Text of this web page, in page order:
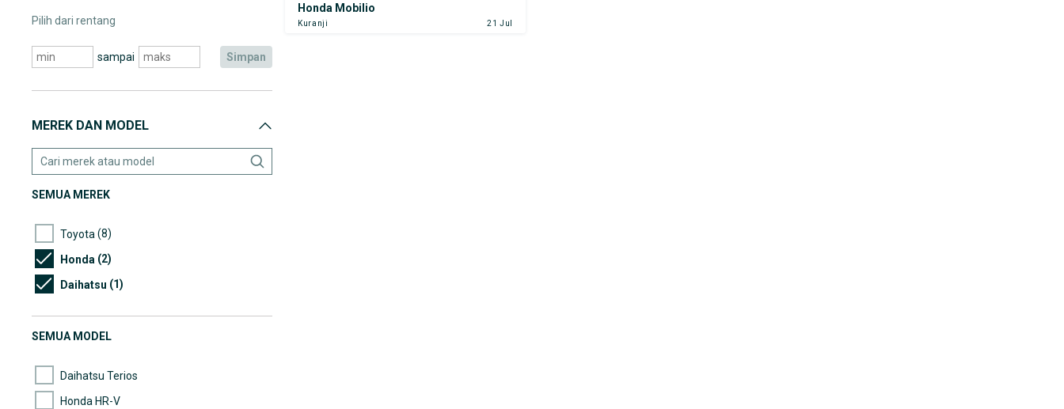
Pilih dari rentang
sampai simpan
MEREK DAN MODEL
SEMUA MEREK
Toyota (8)
Honda (2)
Daihatsu (1)
SEMUA MODEL
Daihatsu Terios
Honda HR-V
Honda Mobilio
Kuranji 21 Jul